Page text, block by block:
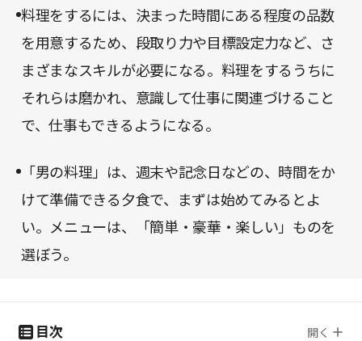
料理をするには、決まった時間にある程度の品数
を用意するため、段取り力や目標設定力など、さ
まざまなスキルが必要になる。料理をするうちに
それらは磨かれ、意識して仕事に関連づけること
で、仕事もできるようになる。
「男の料理」は、週末や記念日などの、時間をか
けて準備できる夕食で、まずは始めてみるとよ
い。メニューは、「簡単・豪華・楽しい」ものを
選ぼう。
目次 開く